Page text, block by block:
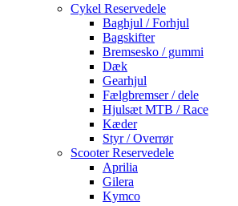
Cykel Reservedele
Baghjul / Forhjul
Bagskifter
Bremsesko / gummi
Dæk
Gearhjul
Fælgbremser / dele
Hjulsæt MTB / Race
Kæder
Styr / Overrør
Scooter Reservedele
Aprilia
Gilera
Kymco